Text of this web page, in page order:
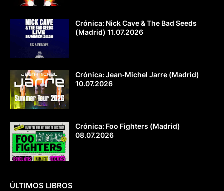
Crónica: Nick Cave & The Bad Seeds
(Madrid) 11.07.2026
Crónica: Jean‐Michel Jarre (Madrid)
10.07.2026
Crónica: Foo Fighters (Madrid)
08.07.2026
ÚLTIMOS LIBROS